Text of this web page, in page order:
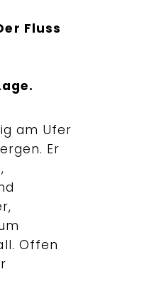
Fluss
am Ufer
Er
Offen